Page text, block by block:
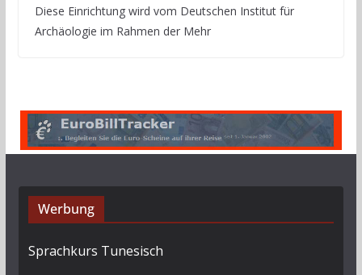
Diese Einrichtung wird vom Deutschen Institut für
Archäologie im Rahmen der Mehr
Werbung
Sprachkurs Tunesisch